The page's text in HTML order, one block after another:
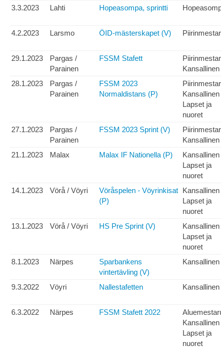
3.3.2023 Lahti Hopeasompa, sprintti
4.2.2023 Larsmo ÖID-mästerskapet (V)
29.1.2023
Pargas /
Parainen
FSSM Stafett
Kansallinen
28.1.2023
Pargas /
Parainen
FSSM 2023
Normaldistans (P)
Kansallinen
Lapset ja
nuoret
27.1.2023
Pargas /
Parainen
FSSM 2023 Sprint (V)
Kansallinen
21.1.2023
Malax Malax IF Nationella (P)
Kansallinen
Lapset ja
nuoret
14.1.2023
Vörå / Vöyri
Vöråspelen - Vöyrinkisat
(P)
Kansallinen
Lapset ja
nuoret
13.1.2023
Vörå / Vöyri HS Pre Sprint (V)
Kansallinen
Lapset ja
nuoret
8.1.2023
Närpes
Sparbankens
vintertävling (V)
Kansallinen
9.3.2022 Vöyri Nallestafetten Kansallinen
6.3.2022 Närpes FSSM Stafett 2022
Kansallinen
Lapset ja
nuoret